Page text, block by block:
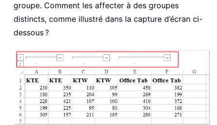
groupe. Comment les affecter à des groupes
distincts, comme illustré dans la capture d’écran ci-
dessous ?